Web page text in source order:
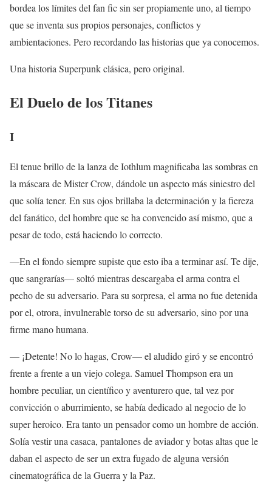
bordea los límites del fan fic sin ser propiamente uno, al tiempo
que se inventa sus propios personajes, conflictos y
ambientaciones. Pero recordando las historias que ya conocemos.
Una historia Superpunk clásica, pero original.
El Duelo de los Titanes
I
El tenue brillo de la lanza de Iothlum magnificaba las sombras en
la máscara de Mister Crow, dándole un aspecto más siniestro del
que solía tener. En sus ojos brillaba la determinación y la fiereza
del fanático, del hombre que se ha convencido así mismo, que a
pesar de todo, está haciendo lo correcto.
—En el fondo siempre supiste que esto iba a terminar así. Te dije,
que sangrarías— soltó mientras descargaba el arma contra el
pecho de su adversario. Para su sorpresa, el arma no fue detenida
por el, otrora, invulnerable torso de su adversario, sino por una
firme mano humana.
— ¡Detente! No lo hagas, Crow— el aludido giró y se encontró
frente a frente a un viejo colega. Samuel Thompson era un
hombre peculiar, un científico y aventurero que, tal vez por
convicción o aburrimiento, se había dedicado al negocio de lo
super heroico. Era tanto un pensador como un hombre de acción.
Solía vestir una casaca, pantalones de aviador y botas altas que le
daban el aspecto de ser un extra fugado de alguna versión
cinematográfica de la Guerra y la Paz.